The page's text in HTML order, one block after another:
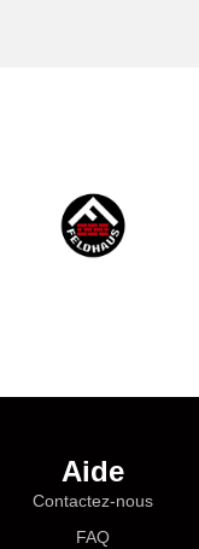
Aide
Contactez-nous
FAQ